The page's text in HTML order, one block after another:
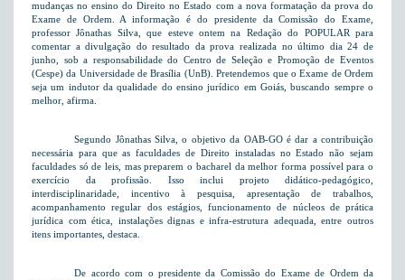
mudanças no ensino do Direito no Estado com a nova formatação da prova do
Exame de Ordem. A informação é do presidente da Comissão do Exame,
professor Jônathas Silva, que esteve ontem na Redação do POPULAR para
comentar a divulgação do resultado da prova realizada no último dia 24 de
junho, sob a responsabilidade do Centro de Seleção e Promoção de Eventos
(Cespe) da Universidade de Brasília (UnB). Pretendemos que o Exame de Ordem
seja um indutor da qualidade do ensino jurídico em Goiás, buscando sempre o
melhor, afirma.
Segundo Jônathas Silva, o objetivo da OAB-GO é dar a contribuição
necessária para que as faculdades de Direito instaladas no Estado não sejam
faculdades só de leis, mas preparem o bacharel da melhor forma possível para o
exercício da profissão. Isso inclui projeto didático-pedagógico,
interdisciplinaridade, incentivo à pesquisa, apresentação de trabalhos,
acompanhamento regular dos estágios, funcionamento de núcleos de prática
jurídica com ética, instalações dignas e infra-estrutura adequada, entre outros
itens importantes, destaca.
De acordo com o presidente da Comissão do Exame de Ordem da